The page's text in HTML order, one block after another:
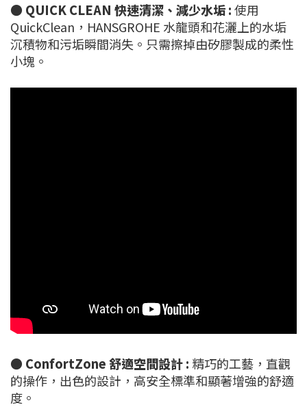
● QUICK CLEAN 快速清潔、減少水垢 :使用
QuickClean，HANSGROHE 水龍頭和花灑上的水垢
沉積物和污垢瞬間消失。只需擦掉由矽膠製成的柔性
小塊。
● ConfortZone 舒適空間設計 : 精巧的工藝，直觀
的操作，出色的設計，高安全標準和顯著增強的舒適
度。